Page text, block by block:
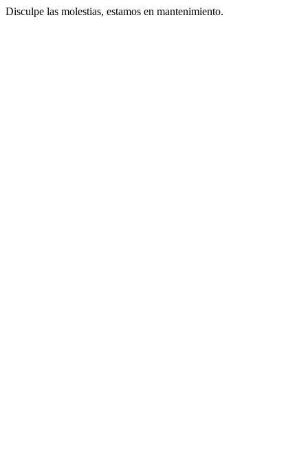
Disculpe las molestias, estamos en mantenimiento.